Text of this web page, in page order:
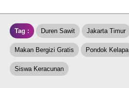
Tag : Duren Sawit Jakarta Timur
Makan Bergizi Gratis Pondok Kelapa
Siswa Keracunan